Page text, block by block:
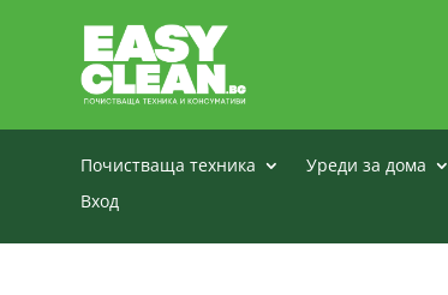
Почистваща техника Уреди за дома
Вход